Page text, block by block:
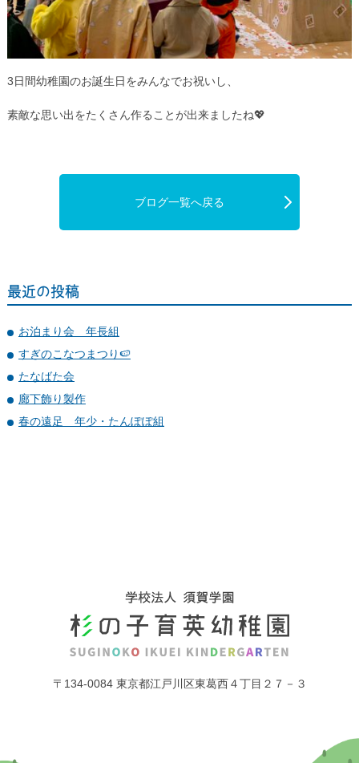
3日間幼稚園のお誕生日をみんなでお祝いし、
素敵な思い出をたくさん作ることが出来ましたね💖
ブログ一覧へ戻る
最近の投稿
お泊まり会 年長組
すぎのこなつまつり🍉
たなばた会
廊下飾り製作
春の遠足 年少・たんぽぽ組
〒134-0084 東京都江戸川区東葛西４丁目２７－３